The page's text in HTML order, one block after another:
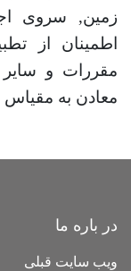
زمین, سروی
اطمینان از
مقررات و
معادن به
در باره ما
ویب سایت قبلی